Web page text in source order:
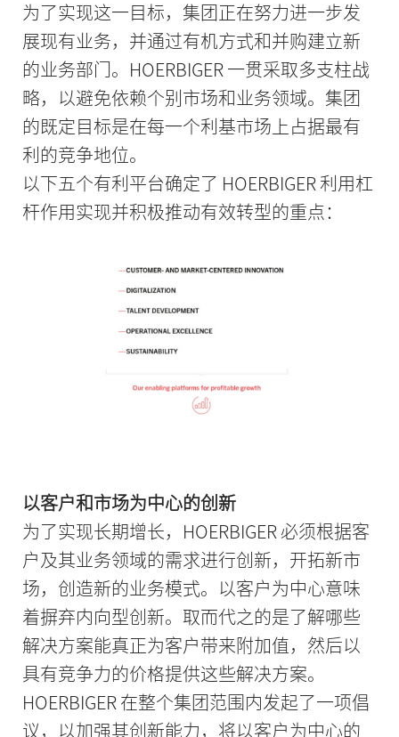
为了实现这一目标，集团正在努力进一步发
展现有业务，并通过有机方式和并购建立新
的业务部门。HOERBIGER 一贯采取多支柱战
略，以避免依赖个别市场和业务领域。集团
的既定目标是在每一个利基市场上占据最有
利的竞争地位。
以下五个有利平台确定了 HOERBIGER 利用杠
杆作用实现并积极推动有效转型的重点：
以客户和市场为中心的创新
为了实现长期增长，HOERBIGER 必须根据客
户及其业务领域的需求进行创新，开拓新市
场，创造新的业务模式。以客户为中心意味
着摒弃内向型创新。取而代之的是了解哪些
解决方案能真正为客户带来附加值，然后以
具有竞争力的价格提供这些解决方案。
HOERBIGER 在整个集团范围内发起了一项倡
议，以加强其创新能力，将以客户为中心的